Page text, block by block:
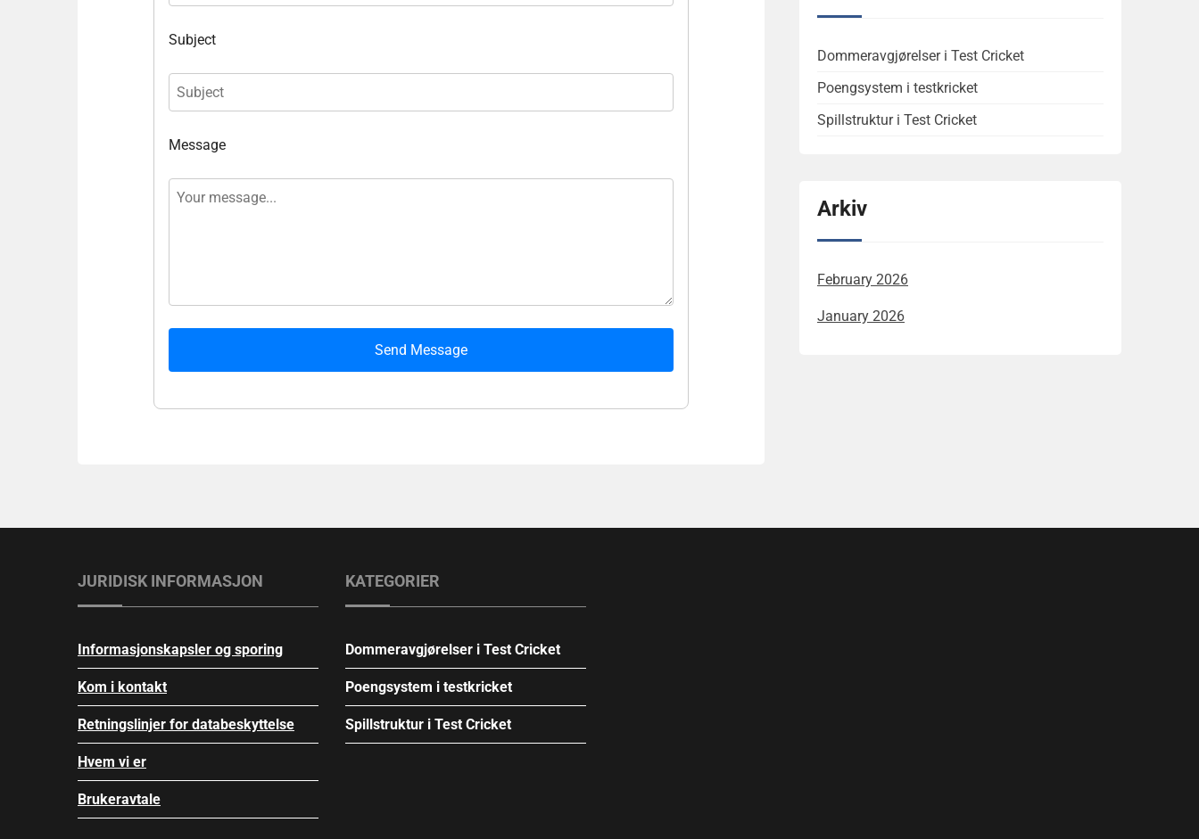
Subject
Message
Send Message
Dommeravgjørelser i Test Cricket
Poengsystem i testkricket
Spillstruktur i Test Cricket
Arkiv
February 2026
January 2026
JURIDISK INFORMASJON
Informasjonskapsler og sporing
Kom i kontakt
Retningslinjer for databeskyttelse
Hvem vi er
Brukeravtale
KATEGORIER
Dommeravgjørelser i Test Cricket
Poengsystem i testkricket
Spillstruktur i Test Cricket